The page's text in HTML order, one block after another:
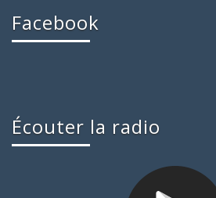
Facebook
Écouter la radio